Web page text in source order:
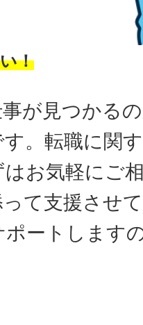
！
が見つかる
。転職に関
お気軽にご
て支援させ
ートします